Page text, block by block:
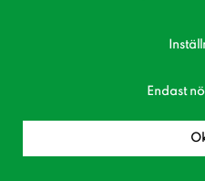
Endast